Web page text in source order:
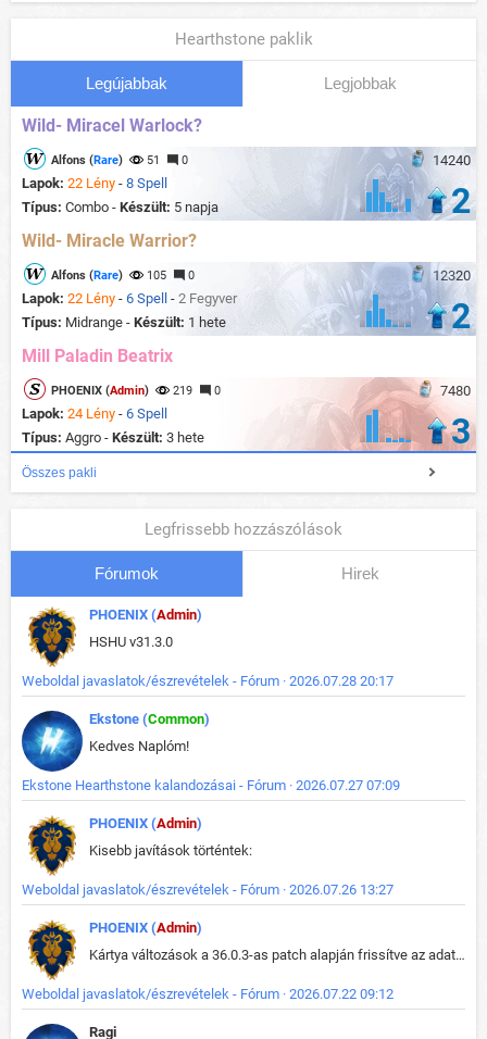
Hearthstone paklik
Legújabbak Legjobbak
Wild- Miracel Warlock?
14240
Alfons (Rare) 51 0
Lapok: 22 Lény - 8 Spell
Típus: Combo - Készült: 5 napja 2
Wild- Miracle Warrior?
12320
Alfons (Rare) 105 0
Lapok: 22 Lény - 6 Spell - 2 Fegyver
Típus: Midrange - Készült: 1 hete 2
Mill Paladin Beatrix
7480
PHOENIX (Admin) 219 0
Lapok: 24 Lény - 6 Spell
Típus: Aggro - Készült: 3 hete 3
Összes pakli
Legfrissebb hozzászólások
Fórumok Hirek
PHOENIX (Admin)
HSHU v31.3.0
Weboldal javaslatok/észrevételek - Fórum · 2026.07.28 20:17
Ekstone (Common)
Kedves Naplóm!
Ekstone Hearthstone kalandozásai - Fórum · 2026.07.27 07:09
PHOENIX (Admin)
Kisebb javítások történtek:
Weboldal javaslatok/észrevételek - Fórum · 2026.07.26 13:27
PHOENIX (Admin)
Kártya változások a 36.0.3-as patch alapján frissítve az adatbázisban (képek is cserélve).
Weboldal javaslatok/észrevételek - Fórum · 2026.07.22 09:12
Ragi